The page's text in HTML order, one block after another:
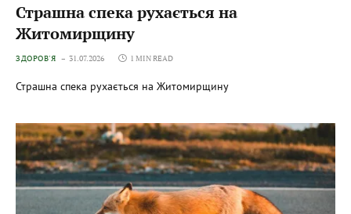
Страшна спека рухається на
Житомирщину
ЗДОРОВ'Я 31.07.2026 1 MIN READ
Страшна спека рухається на Житомирщину